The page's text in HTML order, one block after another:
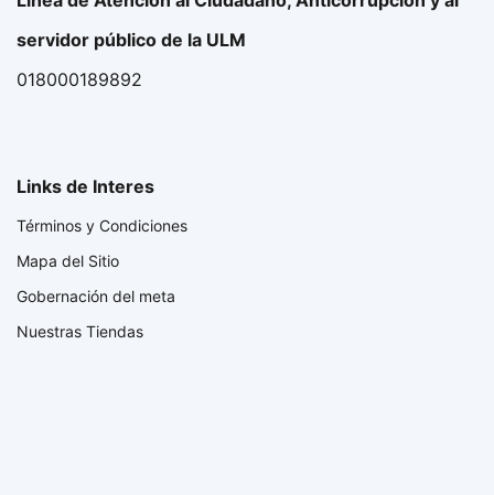
servidor público de la ULM
018000189892
Links de Interes
Términos y Condiciones
Mapa del Sitio
Gobernación del meta
Nuestras Tiendas